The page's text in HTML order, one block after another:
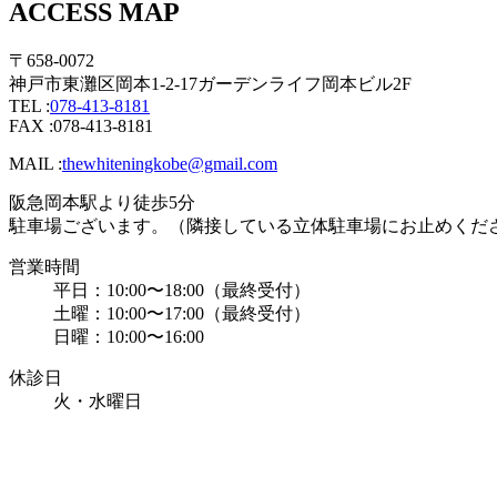
ACCESS MAP
〒658-0072
神戸市東灘区岡本1-2-17ガーデンライフ岡本ビル2F
TEL :078-413-8181
FAX :078-413-8181
MAIL :thewhiteningkobe@gmail.com
阪急岡本駅より徒歩5分
駐車場ございます。（隣接している立体駐車場にお止めくだ
営業時間
平日：10:00〜18:00（最終受付）
土曜：10:00〜17:00（最終受付）
日曜：10:00〜16:00
休診日
火・水曜日